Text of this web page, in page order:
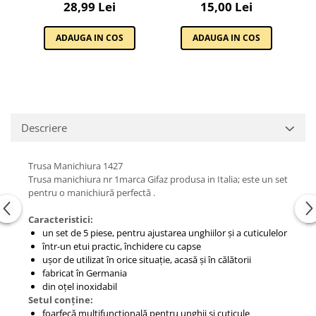
Cadouri pentru Doctori
Cadouri pentru Sfânta Maria
WATERPROOF MEDIUM
28,99 Lei
ADAUGA IN COS
COSMETICS
15,00 Lei
ADAUGA IN COS
Descriere
Trusa Manichiura 1427
Trusa manichiura nr 1marca Gifaz produsa in Italia; este un set
pentru o manichiură perfectă .
Caracteristici:
un set de 5 piese, pentru ajustarea unghiilor și a cuticulelor
într-un etui practic, închidere cu capse
ușor de utilizat în orice situație, acasă și în călătorii
fabricat în Germania
din oțel inoxidabil
Setul conține:
foarfecă multifuncțională pentru unghii și cuticule